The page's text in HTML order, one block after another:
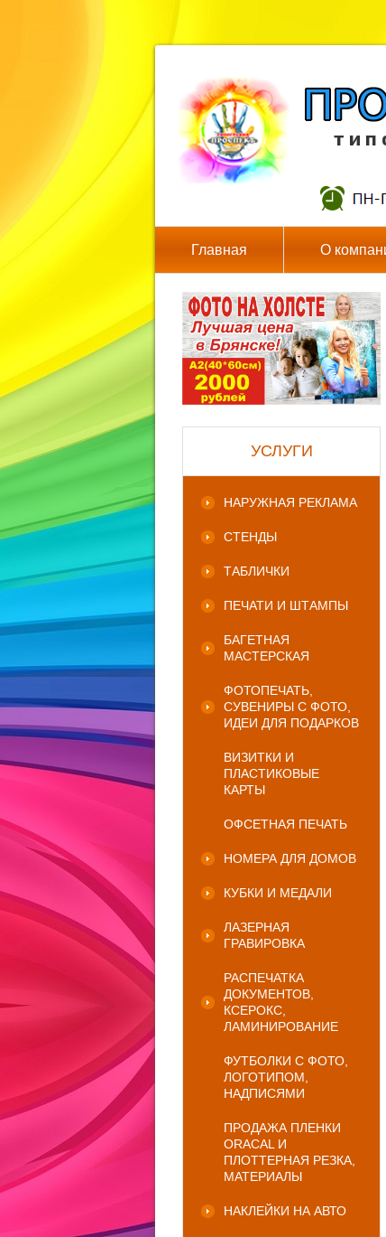
т и п
Главная О
УСЛУГИ
НАРУЖНАЯ РЕКЛАМА
СТЕНДЫ
ТАБЛИЧКИ
ПЕЧАТИ И ШТАМПЫ
БАГЕТНАЯ
МАСТЕРСКАЯ
ФОТОПЕЧАТЬ,
СУВЕНИРЫ С ФОТО,
ИДЕИ ДЛЯ ПОДАРКОВ
ВИЗИТКИ И
ПЛАСТИКОВЫЕ
КАРТЫ
ОФСЕТНАЯ ПЕЧАТЬ
НОМЕРА ДЛЯ ДОМОВ
КУБКИ И МЕДАЛИ
ЛАЗЕРНАЯ
ГРАВИРОВКА
РАСПЕЧАТКА
ДОКУМЕНТОВ,
КСЕРОКС,
ЛАМИНИРОВАНИЕ
ФУТБОЛКИ С ФОТО,
ЛОГОТИПОМ,
НАДПИСЯМИ
ПРОДАЖА ПЛЕНКИ
ORACAL И
ПЛОТТЕРНАЯ РЕЗКА,
МАТЕРИАЛЫ
НАКЛЕЙКИ НА АВТО